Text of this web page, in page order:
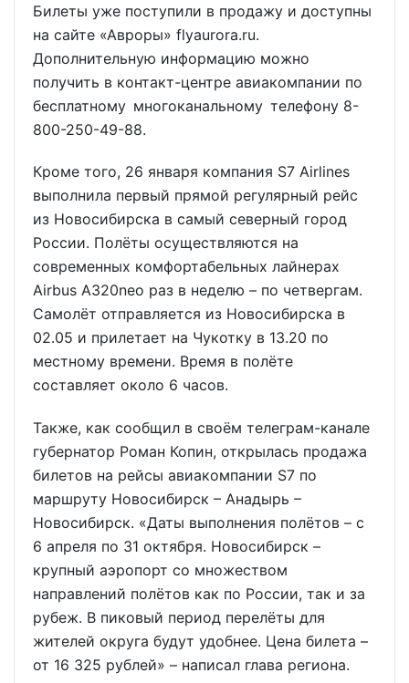
Билеты уже поступили в продажу и доступны
на сайте «Авроры» flyaurora.ru.
Дополнительную информацию можно
получить в контакт-центре авиакомпании по
бесплатному многоканальному телефону 8-
800-250-49-88.
Кроме того, 26 января компания S7 Airlines
выполнила первый прямой регулярный рейс
из Новосибирска в самый северный город
России. Полёты осуществляются на
современных комфортабельных лайнерах
Airbus A320neo раз в неделю – по четвергам.
Самолёт отправляется из Новосибирска в
02.05 и прилетает на Чукотку в 13.20 по
местному времени. Время в полёте
составляет около 6 часов.
Также, как сообщил в своём телеграм-канале
губернатор Роман Копин, открылась продажа
билетов на рейсы авиакомпании S7 по
маршруту Новосибирск – Анадырь –
Новосибирск. «Даты выполнения полётов – с
6 апреля по 31 октября. Новосибирск –
крупный аэропорт со множеством
направлений полётов как по России, так и за
рубеж. В пиковый период перелёты для
жителей округа будут удобнее. Цена билета –
от 16 325 рублей» – написал глава региона.